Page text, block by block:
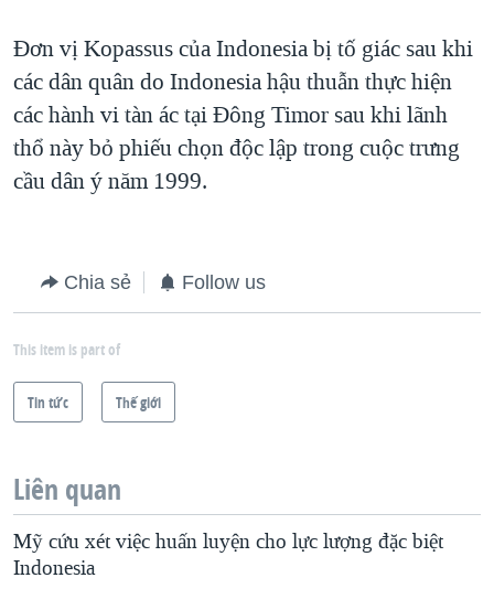
Đơn vị Kopassus của Indonesia bị tố giác sau khi
các dân quân do Indonesia hậu thuẫn thực hiện
các hành vi tàn ác tại Đông Timor sau khi lãnh
thổ này bỏ phiếu chọn độc lập trong cuộc trưng
cầu dân ý năm 1999.
Chia sẻ Follow us
This item is part of
Tin tức Thế giới
Liên quan
Mỹ cứu xét việc huấn luyện cho lực lượng đặc biệt
Indonesia